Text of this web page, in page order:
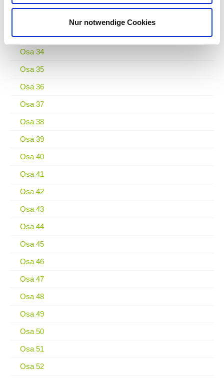
Nur notwendige Cookies
Osa 33
Osa 34
Osa 35
Osa 36
Osa 37
Osa 38
Osa 39
Osa 40
Osa 41
Osa 42
Osa 43
Osa 44
Osa 45
Osa 46
Osa 47
Osa 48
Osa 49
Osa 50
Osa 51
Osa 52